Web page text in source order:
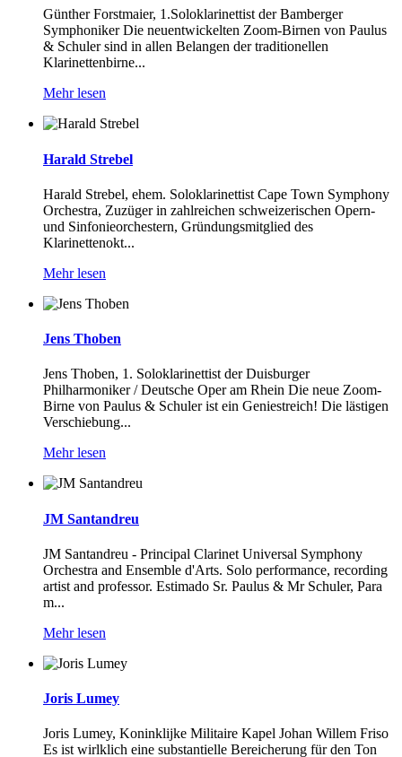
Günther Forstmaier, 1.Soloklarinettist der Bamberger
Symphoniker Die neuentwickelten Zoom-Birnen von Paulus
& Schuler sind in allen Belangen der traditionellen
Klarinettenbirne...
Mehr lesen
Harald Strebel
Harald Strebel, ehem. Soloklarinettist Cape Town Symphony
Orchestra, Zuzüger in zahlreichen schweizerischen Opern-
und Sinfonieorchestern, Gründungsmitglied des
Klarinettenokt...
Mehr lesen
Jens Thoben
Jens Thoben, 1. Soloklarinettist der Duisburger
Philharmoniker / Deutsche Oper am Rhein Die neue Zoom-
Birne von Paulus & Schuler ist ein Geniestreich! Die lästigen
Verschiebung...
Mehr lesen
JM Santandreu
JM Santandreu - Principal Clarinet Universal Symphony
Orchestra and Ensemble d'Arts. Solo performance, recording
artist and professor. Estimado Sr. Paulus & Mr Schuler, Para
m...
Mehr lesen
Joris Lumey
Joris Lumey, Koninklijke Militaire Kapel Johan Willem Friso
Es ist wirlklich eine substantielle Bereicherung für den Ton